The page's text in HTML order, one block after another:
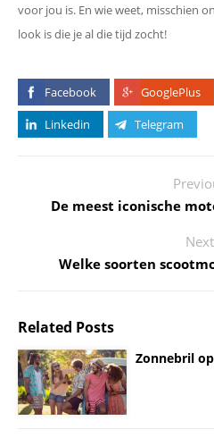
voor jou is. En wie weet, misschien
look is die je al die tijd zocht!
Facebook GooglePlus
Linkedin
Telegram
De meest iconische
Next
Welke soorten
Related Posts
Zonnebril